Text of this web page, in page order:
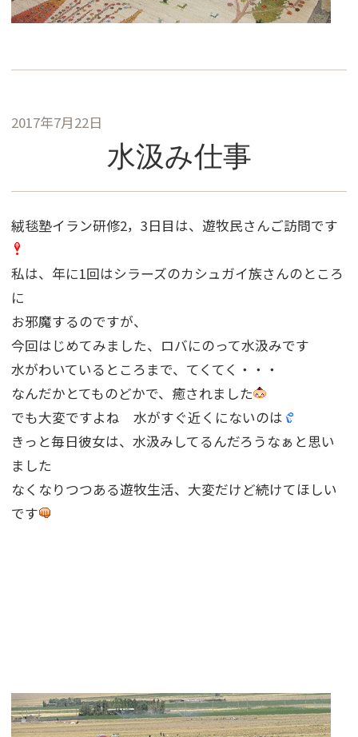
2017年7月22日
水汲み仕事
絨毯塾イラン研修2，3日目は、遊牧民さんご訪問です
私は、年に1回はシラーズのカシュガイ族さんのところ
に
お邪魔するのですが、
今回はじめてみました、ロバにのって水汲みです
水がわいているところまで、てくてく・・・
なんだかとてものどかで、癒されました
でも大変ですよね 水がすぐ近くにないのは
きっと毎日彼女は、水汲みしてるんだろうなぁと思い
ました
なくなりつつある遊牧生活、大変だけど続けてほしい
です